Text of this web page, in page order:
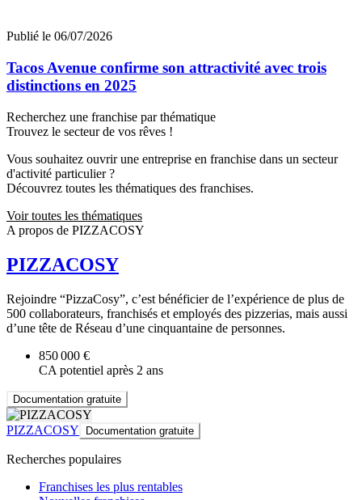
Publié le 06/07/2026
Tacos Avenue confirme son attractivité avec trois
distinctions en 2025
Recherchez une franchise par thématique
Trouvez le secteur de vos rêves !
Vous souhaitez ouvrir une entreprise en franchise dans un secteur
d'activité particulier ?
Découvrez toutes les thématiques des franchises.
Voir toutes les thématiques
A propos de PIZZACOSY
PIZZACOSY
Rejoindre “PizzaCosy”, c’est bénéficier de l’expérience de plus de
500 collaborateurs, franchisés et employés des pizzerias, mais aussi
d’une tête de Réseau d’une cinquantaine de personnes.
850 000 €
CA potentiel après 2 ans
Documentation gratuite
PIZZACOSY Documentation gratuite
Recherches populaires
Franchises les plus rentables